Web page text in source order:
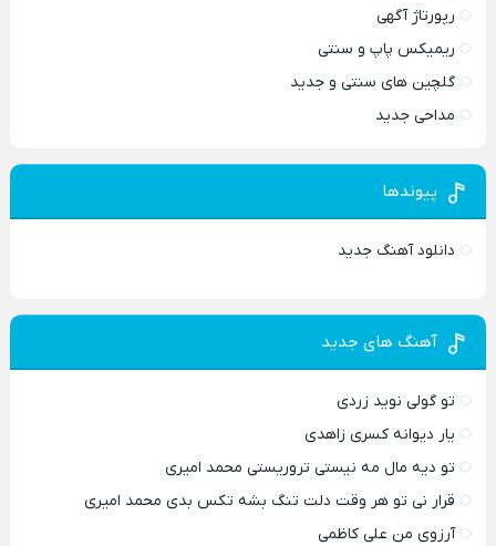
رپورتاژ آگهی
ریمیکس پاپ و سنتی
گلچین های سنتی و جدید
مداحی جدید
پیوندها
دانلود آهنگ جدید
آهنگ های جدید
تو گولی نوید زردی
یار دیوانه کسری زاهدی
تو دیه مال مه نیستی تروریستی محمد امیری
قرار نی تو هر وقت دلت تنگ بشه تکس بدی محمد امیری
آرزوی من علی کاظمی